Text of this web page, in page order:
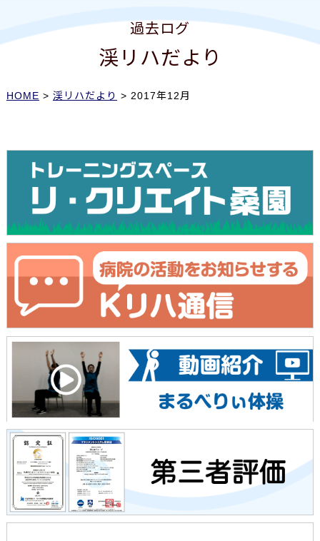
過去ログ
渓リハだより
HOME > 渓リハだより > 2017年12月